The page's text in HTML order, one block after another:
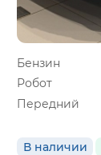
Бензин
Робот
Передний
В наличии